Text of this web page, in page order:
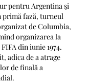
pentru Argentina şi
primă fază, turneul
de Columbia,
organizarea la
din iunie 1974.
adica de a atrage
de finală a